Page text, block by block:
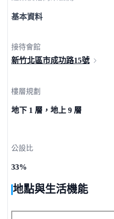
基本資料
接待會館
新竹北區市成功路15號
樓層規劃
地下 1 層，地上 9 層
公設比
33%
地點與生活機能